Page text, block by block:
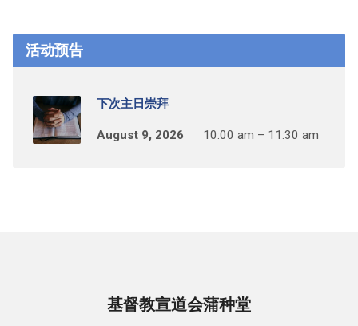
活动预告
下次主日崇拜
August 9, 2026 10:00 am – 11:30 am
基督教宣道会蒲种堂